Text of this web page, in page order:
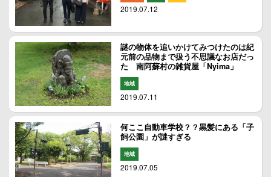
2019.07.12
謎の物体を追いかけてみつけたのは紀
元前の品物まで扱う不思議なお店だっ
た 南阿蘇村の雑貨屋「Nyima」
地域
2019.07.11
何ここ自動車学校？？黒髪にある「子
飼公園」が謎すぎる
地域
2019.07.05